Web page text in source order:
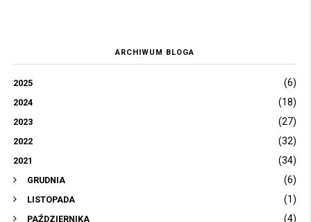
ARCHIWUM BLOGA
2025 (6)
2024 (18)
2023 (27)
2022 (32)
2021 (34)
GRUDNIA (6)
LISTOPADA (1)
PAŹDZIERNIKA (4)